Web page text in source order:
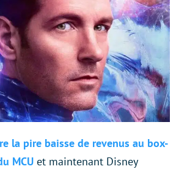
la pire baisse de revenus au box-
MCU et maintenant Disney